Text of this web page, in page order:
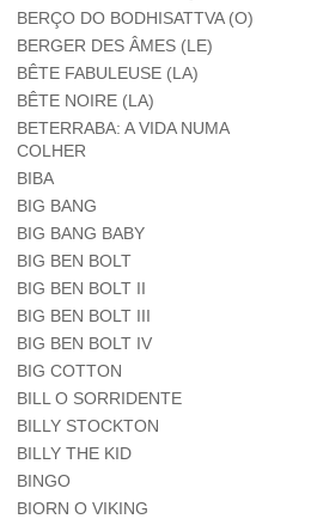
BERÇO DO BODHISATTVA (O)
BERGER DES ÂMES (LE)
BÊTE FABULEUSE (LA)
BÊTE NOIRE (LA)
BETERRABA: A VIDA NUMA
COLHER
BIBA
BIG BANG
BIG BANG BABY
BIG BEN BOLT
BIG BEN BOLT II
BIG BEN BOLT III
BIG BEN BOLT IV
BIG COTTON
BILL O SORRIDENTE
BILLY STOCKTON
BILLY THE KID
BINGO
BIORN O VIKING